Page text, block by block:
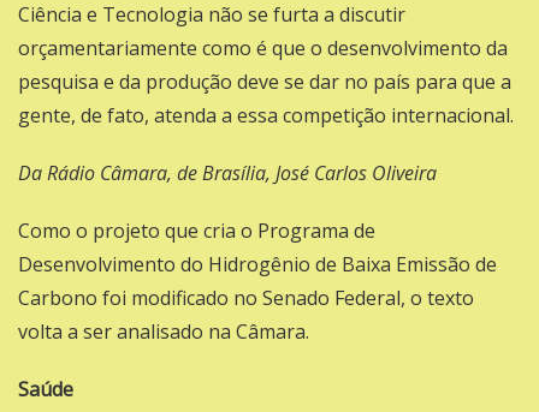
Ciência e Tecnologia não se furta a discutir
orçamentariamente como é que o desenvolvimento da
pesquisa e da produção deve se dar no país para que a
gente, de fato, atenda a essa competição internacional.
Da Rádio Câmara, de Brasília, José Carlos Oliveira
Como o projeto que cria o Programa de
Desenvolvimento do Hidrogênio de Baixa Emissão de
Carbono foi modificado no Senado Federal, o texto
volta a ser analisado na Câmara.
Saúde